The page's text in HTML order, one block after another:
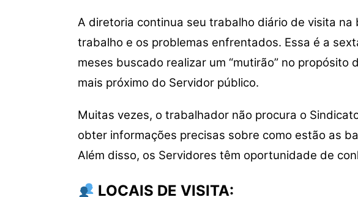
at
s
A
p
c
e
b
o
k
itt
er
p
y
Li
n
k
ar
e
A diretoria continua seu trabalho diário de visita
trabalho e os problemas enfrentados. Essa é a
meses buscado realizar um “mutirão” no
mais próximo do Servidor público.
Muitas vezes, o trabalhador não procura o
obter informações precisas sobre como estão as
Além disso, os Servidores têm oportunidade de
LOCAIS DE VISITA: